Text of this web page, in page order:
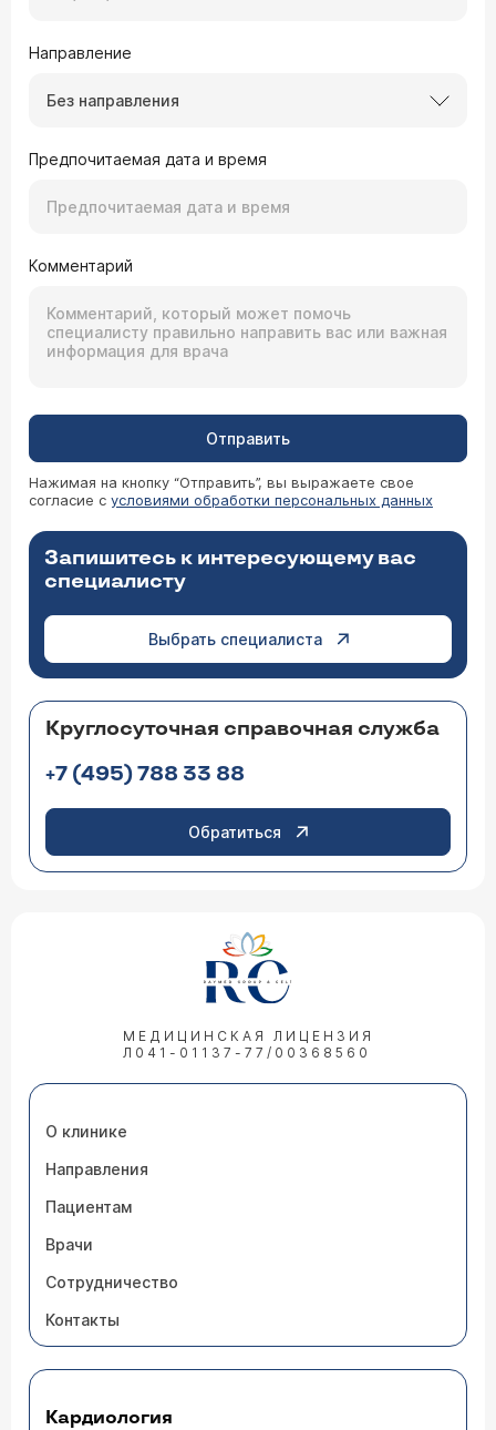
Направление
Без направления
Предпочитаемая дата и время
Комментарий
Отправить
Нажимая на кнопку “Отправить”, вы выражаете свое
согласие с условиями обработки персональных данных
Запишитесь к интересующему вас
специалисту
Выбрать специалиста
Круглосуточная справочная служба
+7 (495) 788 33 88
Обратиться
МЕДИЦИНСКАЯ ЛИЦЕНЗИЯ
Л041-01137-77/00368560
О клинике
Направления
Пациентам
Врачи
Сотрудничество
Контакты
Кардиология